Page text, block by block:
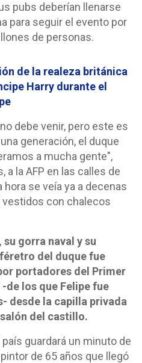
pubs deberían llenarse
para seguir el evento por
de personas.
de la realeza británica
Harry durante el
debe venir, pero este es
generación, el duque
a mucha gente",
a la AFP en las calles de
se veía ya a decenas
con chalecos
gorra naval y su
del duque fue
portadores del Primer
de los que Felipe fue
desde la capilla privada
del castillo.
guardará un minuto de
de 65 años que llegó